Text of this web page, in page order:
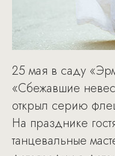
25 мая в саду
«Сбежавшие
открыл серию
На празднике
танцевальные